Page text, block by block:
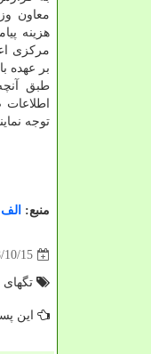
معاون
هزینه
مركزی
بر عهده
طبق
توجه
منبع: الف
10/15
تگهای
این